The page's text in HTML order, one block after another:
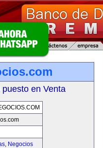
en Venta
, Negocios